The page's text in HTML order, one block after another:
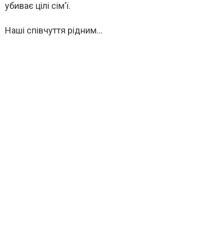
убиває цілі сімʼї.
Наші співчуття рідним…